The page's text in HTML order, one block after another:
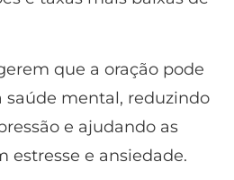
que a oração pode
saúde mental, reduzindo
e ajudando as
estresse e ansiedade.